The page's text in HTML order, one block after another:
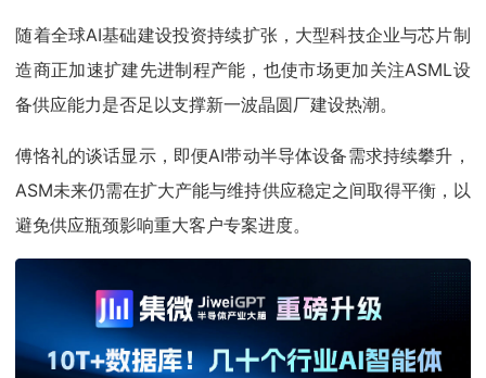
随着全球AI基础建设投资持续扩张，大型科技企业与芯片制
造商正加速扩建先进制程产能，也使市场更加关注ASML设
备供应能力是否足以支撑新一波晶圆厂建设热潮。
傅恪礼的谈话显示，即便AI带动半导体设备需求持续攀升，
ASM未来仍需在扩大产能与维持供应稳定之间取得平衡，以
避免供应瓶颈影响重大客户专案进度。